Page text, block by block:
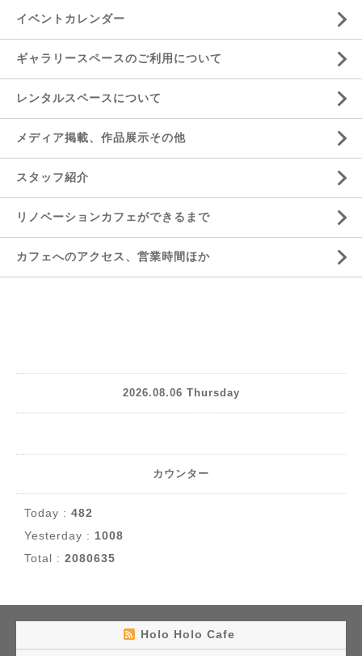
イベントカレンダー
ギャラリースペースのご利用について
レンタルスペースについて
メディア掲載、作品展示その他
スタッフ紹介
リノベーションカフェができるまで
カフェへのアクセス、営業時間ほか
2026.08.06 Thursday
カウンター
Today : 482
Yesterday : 1008
Total : 2080635
Holo Holo Cafe